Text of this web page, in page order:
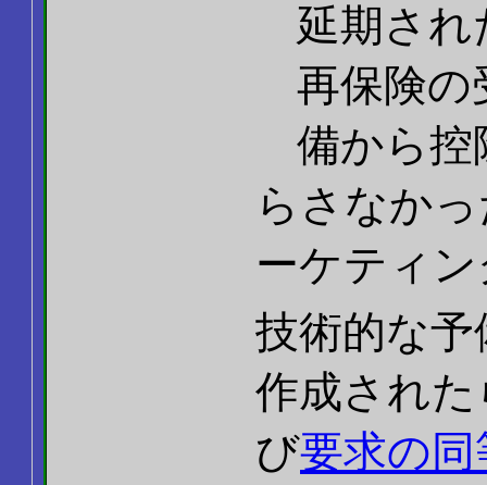
延期さ
再保険の
備から控
らさなか
ーケティ
技術的な
作成された
び要求の